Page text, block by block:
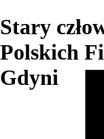
Stary
Polskich
Gdyni